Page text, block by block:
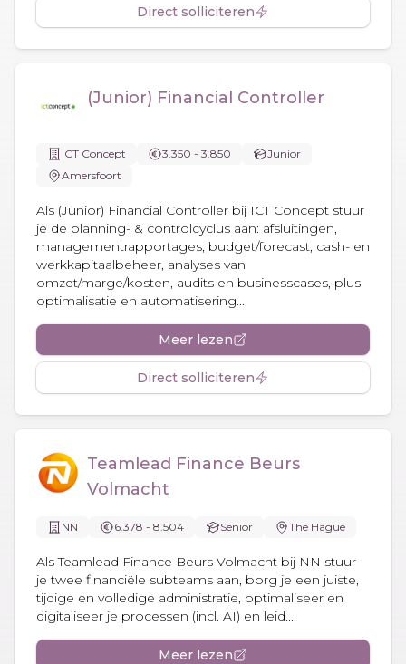
Direct solliciteren
(Junior) Financial Controller
ICT Concept 3.350 - 3.850
Junior
Amersfoort
Als (Junior) Financial Controller bij ICT Concept stuur
je de planning- & controlcyclus aan: afsluitingen,
managementrapportages, budget/forecast, cash- en
werkkapitaalbeheer, analyses van
omzet/marge/kosten, audits en businesscases, plus
optimalisatie en automatisering...
Meer lezen
Direct solliciteren
Teamlead Finance Beurs
Volmacht
NN 6.378 - 8.504 Senior The Hague
Als Teamlead Finance Beurs Volmacht bij NN stuur
je twee financiële subteams aan, borg je een juiste,
tijdige en volledige administratie, optimaliseer en
digitaliseer je processen (incl. AI) en leid...
Meer lezen